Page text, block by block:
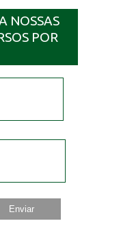
NOSSAS
POR